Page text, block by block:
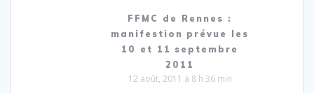
FFMC de Rennes :
manifestion prévue les
10 et 11 septembre
2011
12 août, 2011 à 8 h 36 min